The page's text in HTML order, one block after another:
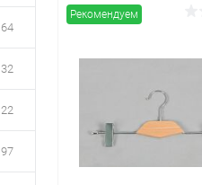
64
32
22
97
Рекомендуем